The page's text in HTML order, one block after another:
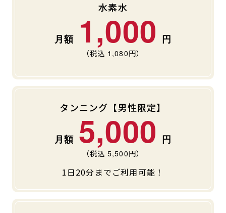
水素水
1,000
（税込 1,080円）
タンニング【男性限定】
5,000
（税込 5,500円）
1日20分までご利用可能！